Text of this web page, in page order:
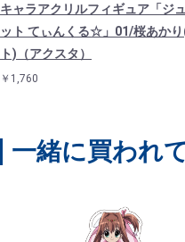
キャラアクリルフィギュア「ジ
ット てぃんくる☆」01/桜あかり
ト)（アクスタ）
￥1,760
一緒に買われ